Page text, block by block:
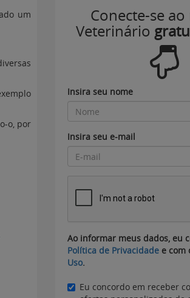
um
o, por
Conecte-se
Veterinário
Insira seu nome
Insira seu e-mail
Ao informar meus dados, eu
Política de Privacidade e com
Uso.
Eu concordo em receber